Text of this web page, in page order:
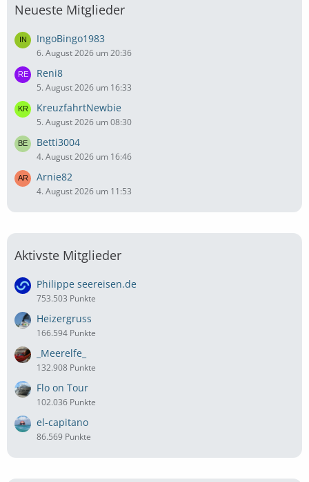
Neueste Mitglieder
IngoBingo1983
6. August 2026 um 20:36
Reni8
5. August 2026 um 16:33
KreuzfahrtNewbie
5. August 2026 um 08:30
Betti3004
4. August 2026 um 16:46
Arnie82
4. August 2026 um 11:53
Aktivste Mitglieder
Philippe seereisen.de
753.503 Punkte
Heizergruss
166.594 Punkte
_Meerelfe_
132.908 Punkte
Flo on Tour
102.036 Punkte
el-capitano
86.569 Punkte